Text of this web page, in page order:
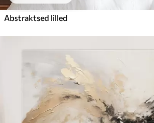
Abstraktsed lilled